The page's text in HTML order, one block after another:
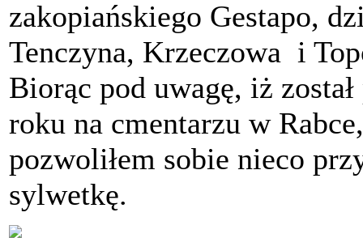
zakopiańskiego Gestapo,
Tenczyna, Krzeczowa i
Biorąc pod uwagę, iż
roku na cmentarzu w
pozwoliłem sobie nieco
sylwetkę.